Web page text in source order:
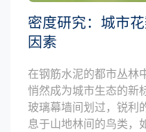
密度研究：城市
因素
在钢筋水泥的都市丛林
悄然成为城市生态的新
玻璃幕墙间划过，锐利
息于山地林间的鸟类，